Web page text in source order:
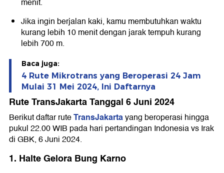
menit.
Jika ingin berjalan kaki, kamu membutuhkan waktu
kurang lebih 10 menit dengan jarak tempuh kurang
lebih 700 m.
Baca juga:
4 Rute Mikrotrans yang Beroperasi 24 Jam
Mulai 31 Mei 2024, Ini Daftarnya
Rute TransJakarta Tanggal 6 Juni 2024
Berikut daftar ruteTransJakartayang beroperasi hingga
pukul 22.00 WIB pada hari pertandingan Indonesia vs Irak
di GBK, 6 Juni 2024.
1. Halte Gelora Bung Karno